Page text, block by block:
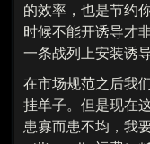
的效率，也是节约
时候不能开诱导才
一条战列上安装诱导
在市场规范之后我
挂单子。但是现在
患寡而患不均，我